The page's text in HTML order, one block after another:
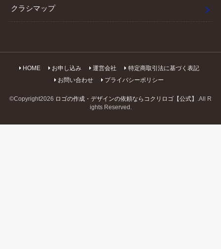
クラシマップ
HOME お申し込み 運営会社
特定商取引法に基づく表記
お問い合わせ
プライバシーポリシー
©Copyright2026 ロゴの作成・デザインの依頼ならコクリロゴ【公式】
.All R
ights Reserved.